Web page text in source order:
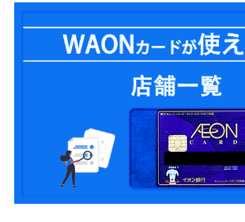
ホテル・旅館・その他
WAONカード【北海道エリアで使える店まとめ